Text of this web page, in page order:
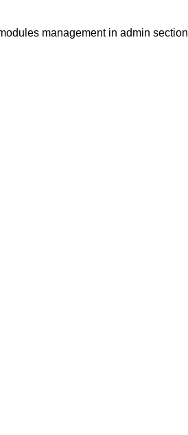
management in admin section